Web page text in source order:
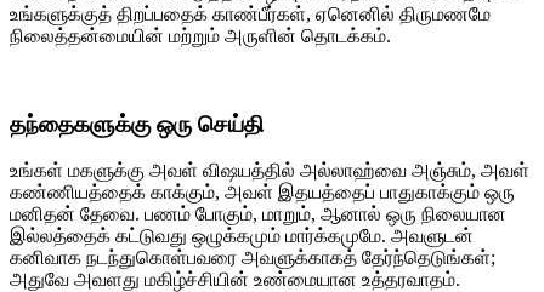
உங்களுக்குத் திறப்பதைக் காண்பீர்கள், ஏனெனில் திருமணமே
நிலைத்தன்மையின் மற்றும் அருளின் தொடக்கம்.
தந்தைகளுக்கு ஒரு செய்தி
உங்கள் மகளுக்கு அவள் விஷயத்தில் அல்லாஹ்வை அஞ்சும், அவள்
கண்ணியத்தைக் காக்கும், அவள் இதயத்தைப் பாதுகாக்கும் ஒரு
மனிதன் தேவை. பணம் போகும், மாறும், ஆனால் ஒரு நிலையான
இல்லத்தைக் கட்டுவது ஒழுக்கமும் மார்க்கமுமே. அவளுடன்
கனிவாக நடந்துகொள்பவரை அவளுக்காகத் தேர்ந்தெடுங்கள்;
அதுவே அவளது மகிழ்ச்சியின் உண்மையான உத்தரவாதம்.